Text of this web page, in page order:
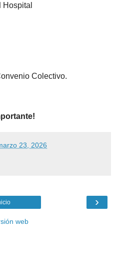
Hospital
Colectivo.
23, 2026
›
web